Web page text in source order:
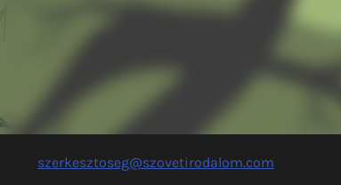
szerkesztoseg@szovetirodalom.com